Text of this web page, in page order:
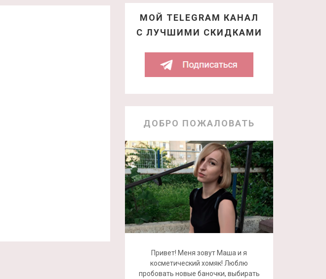
МОЙ TELEGRAM КАНАЛ
С ЛУЧШИМИ СКИДКАМИ
ДОБРО ПОЖАЛОВАТЬ
Привет! Меня зовут Маша и я
косметический хомяк! Люблю
пробовать новые баночки, выбирать